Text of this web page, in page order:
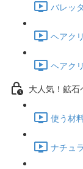
バレッ
ヘアク
ヘアク
大人気！鉱
使う材
ナチュ